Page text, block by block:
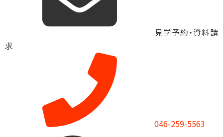
見学予約・資料請
求
046-259-5563